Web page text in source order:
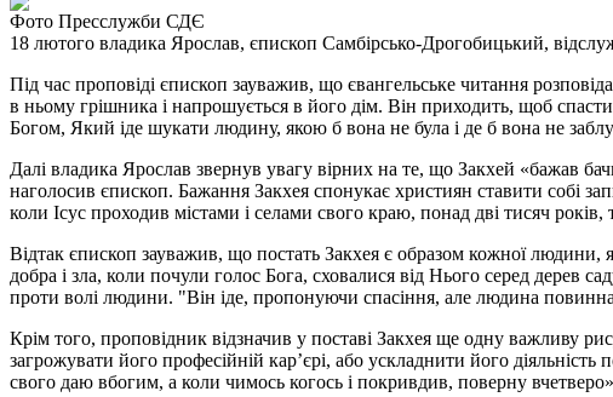
Фото Пресслужби СДЄ
18 лютого владика Ярослав, єпископ Самбірсько-Дрогобицький,
Під час проповіді єпископ зауважив, що євангельське читання
в ньому грішника і напрошується в його дім. Він приходить, щоб спасти
Богом, Який іде шукати людину, якою б вона не була і де б вона не
Далі владика Ярослав звернув увагу вірних на те, що Закхей «бажав
наголосив єпископ. Бажання Закхея спонукає християн ставити собі
коли Ісус проходив містами і селами свого краю, понад дві тисяч
Відтак єпископ зауважив, що постать Закхея є образом кожної людини,
добра і зла, коли почули голос Бога, сховалися від Нього серед дерев
проти волі людини. "Він іде, пропонуючи спасіння, але людина
Крім того, проповідник відзначив у поставі Закхея ще одну важливу
загрожувати його професійній кар’єрі, або ускладнити його
свого даю вбогим, а коли чимось когось і покривдив, поверну